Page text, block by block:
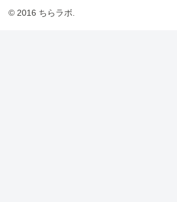
© 2016 ちらラボ.